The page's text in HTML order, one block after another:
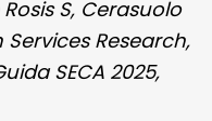
S, Cerasuolo
Services Research,
SECA 2025,